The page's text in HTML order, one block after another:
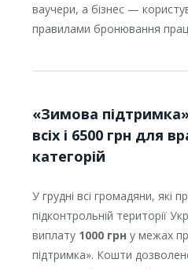
ваучери, а бізнес —
правилами бронювання
«Зимова
всіх і 6500 грн для
категорій
У грудні всі громадяни, які
підконтрольній території
виплату 1000 грн у межах
підтримка». Кошти